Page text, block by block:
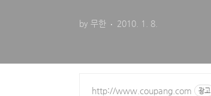
by 무한 2010. 1. 8.
http://www.coupang.com 광고